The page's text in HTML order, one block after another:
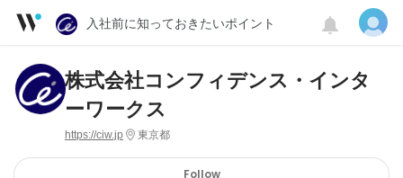
入社前に知っておきたいポイント
株式会社コンフィデンス・インタ
ーワークス
https://ciw.jp 東京都
Follow